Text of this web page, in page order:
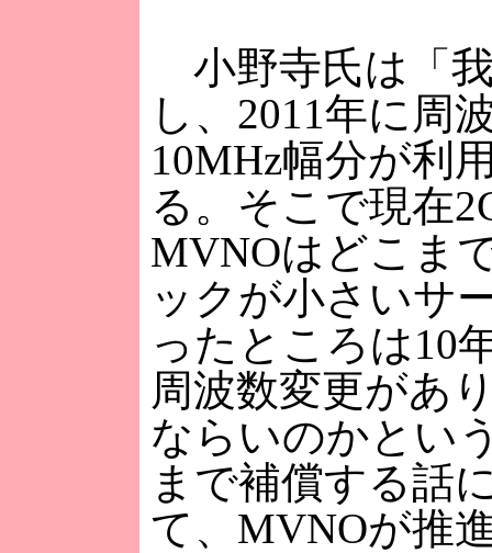
小野寺氏は「
し、2011年に周
10MHz幅分が利
る。そこで現在
MVNOはどこま
ックが小さいサ
ったところは10
周波数変更があ
ならいのかとい
まで補償する話
て、MVNOが推